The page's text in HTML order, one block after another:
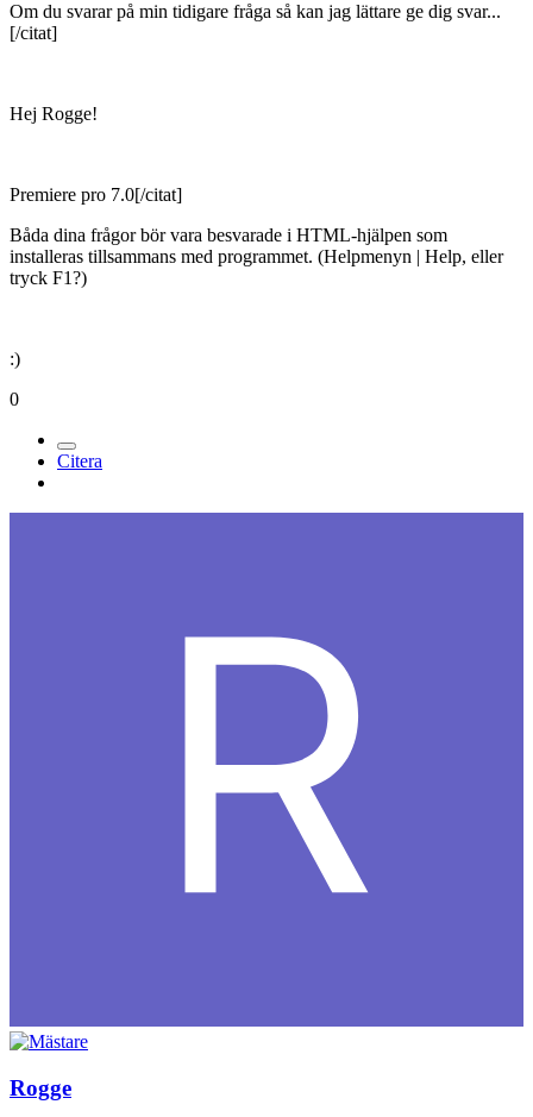
Om du svarar på min tidigare fråga så kan jag lättare ge dig svar...
[/citat]
Hej Rogge!
Premiere pro 7.0[/citat]
Båda dina frågor bör vara besvarade i HTML-hjälpen som
installeras tillsammans med programmet. (Helpmenyn | Help, eller
tryck F1?)
:)
0
Citera
Rogge